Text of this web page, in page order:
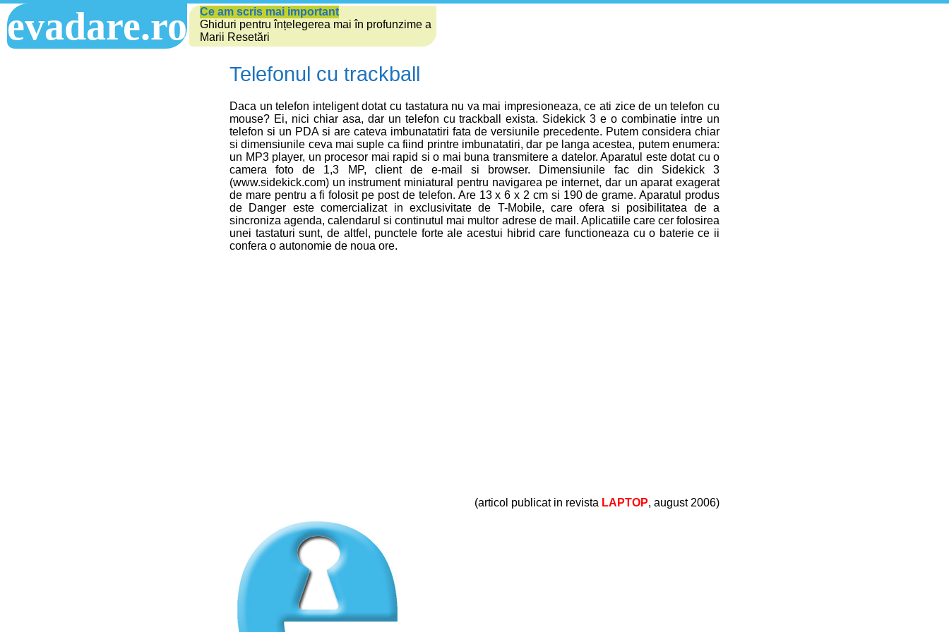
evadare.ro
Ce am scris mai important
Ghiduri pentru înțelegerea mai în profunzime a
Marii Resetări
Telefonul cu trackball
Daca un telefon inteligent dotat cu tastatura nu va mai impresioneaza, ce ati zice de un telefon cu
mouse? Ei, nici chiar asa, dar un telefon cu trackball exista. Sidekick 3 e o combinatie intre un
telefon si un PDA si are cateva imbunatatiri fata de versiunile precedente. Putem considera chiar
si dimensiunile ceva mai suple ca fiind printre imbunatatiri, dar pe langa acestea, putem enumera:
un MP3 player, un procesor mai rapid si o mai buna transmitere a datelor. Aparatul este dotat cu o
camera foto de 1,3 MP, client de e-mail si browser. Dimensiunile fac din Sidekick 3
(www.sidekick.com) un instrument miniatural pentru navigarea pe internet, dar un aparat exagerat
de mare pentru a fi folosit pe post de telefon. Are 13 x 6 x 2 cm si 190 de grame. Aparatul produs
de Danger este comercializat in exclusivitate de T-Mobile, care ofera si posibilitatea de a
sincroniza agenda, calendarul si continutul mai multor adrese de mail. Aplicatiile care cer folosirea
unei tastaturi sunt, de altfel, punctele forte ale acestui hibrid care functioneaza cu o baterie ce ii
confera o autonomie de noua ore.
(articol publicat in revista LAPTOP, august 2006)